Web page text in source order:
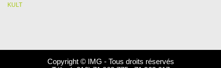
KULT
Copyright © IMG - Tous droits réservés